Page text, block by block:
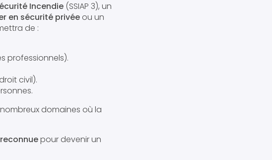
Incendie (SSIAP 3), un
en sécurité privéeou un
de :
professionnels).
civil).
domaines où la
pour devenir un